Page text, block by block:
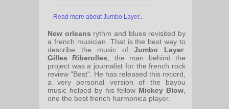
Read more about Jumbo Layer...
New orleans rythm and blues revisited by
a french musician. That is the best way to
describe the music ofJumbo Layer.
Gilles Riberolles , the man behind the
project was a journalist for the french rock
review "Best". He has released this record,
a very personal version of the bayou
music helped by his fellow Mickey Blow
one the best french harmonica player.